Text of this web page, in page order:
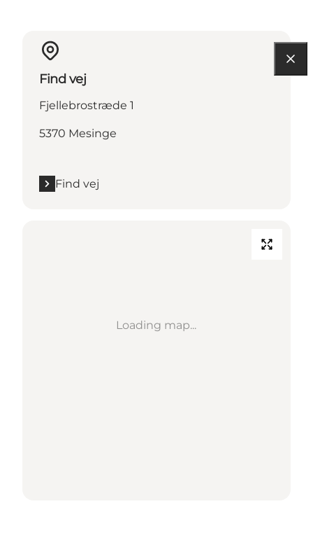
Find vej
Fjellebrostræde 1
5370 Mesinge
Find vej
Loading map...